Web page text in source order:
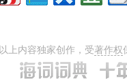
以上内容独家创作，受著作权